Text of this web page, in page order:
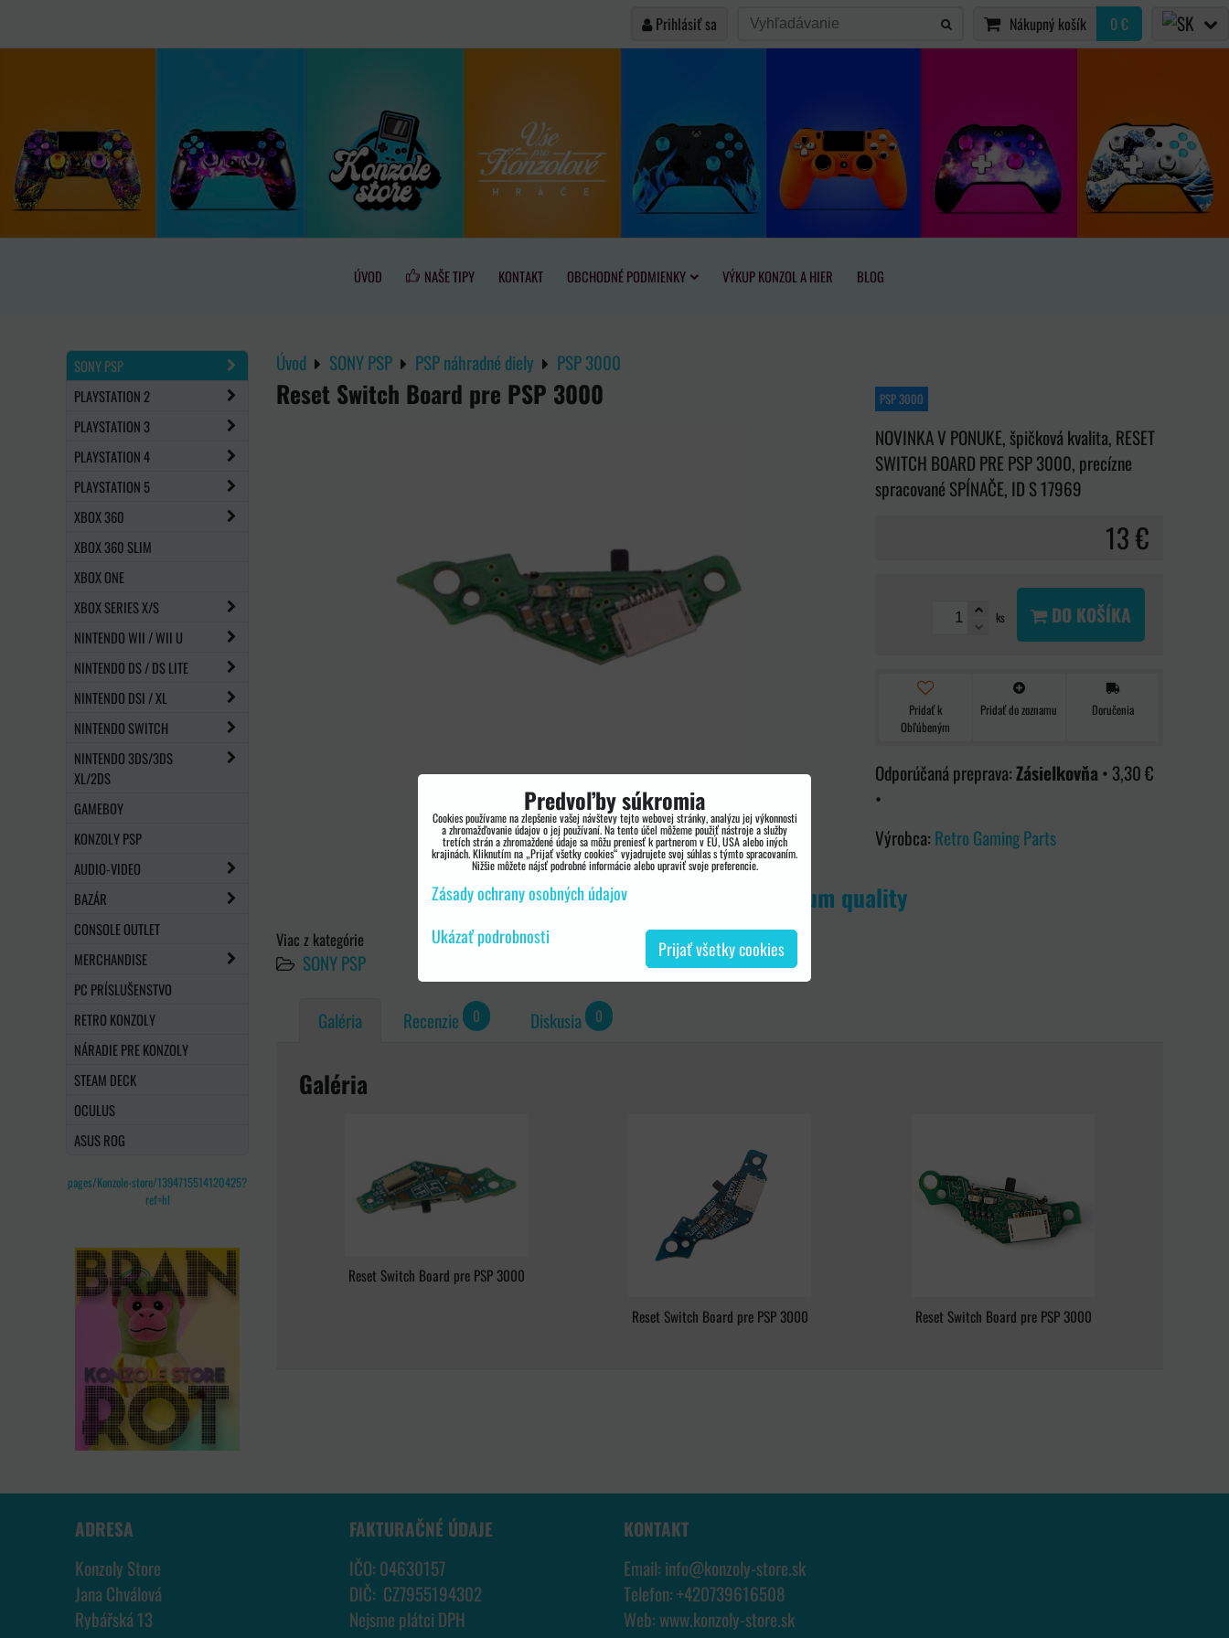
Prihlásiť sa Nákupný košík 0 €
ÚVOD NAŠE TIPY KONTAKT OBCHODNÉ PODMIENKY VÝKUP KONZOL A HIER BLOG
Úvod SONY PSP PSP náhradné diely PSP 3000
Reset Switch Board pre PSP 3000 PSP 3000
NOVINKA V PONUKE, špičková kvalita, RESET
SWITCH BOARD PRE PSP 3000, precízne
spracované SPÍNAČE, ID S 17969
13 €
ks DO KOŠÍKA
Pridať k
Obľúbeným
Pridať do zoznamu Doručenia
Zásielkovňa• 3,30 €
•
Výrobca: Retro Gaming Parts
Anglická distribúcia - premium quality
Viac z kategórie
SONY PSP
Galéria Recenzie 0 Diskusia 0
Galéria
Reset Switch Board pre PSP 3000
Reset Switch Board pre PSP 3000 Reset Switch Board pre PSP 3000
SONY PSP
PLAYSTATION 2
PLAYSTATION 3
PLAYSTATION 4
PLAYSTATION 5
XBOX 360
XBOX 360 SLIM
XBOX ONE
XBOX SERIES X/S
NINTENDO WII / WII U
NINTENDO DS / DS LITE
NINTENDO DSI / XL
NINTENDO SWITCH
NINTENDO 3DS/3DS
XL/2DS
GAMEBOY
KONZOLY PSP
AUDIO-VIDEO
BAZÁR
CONSOLE OUTLET
MERCHANDISE
PC PRÍSLUŠENSTVO
RETRO KONZOLY
NÁRADIE PRE KONZOLY
STEAM DECK
OCULUS
ASUS ROG
pages/Konzole-store/1394715514120425?
ref=hl
ADRESA
Konzoly Store
Jana Chválová
Rybářská 13
FAKTURAČNÉ ÚDAJE
IČO: 04630157
DIČ: CZ7955194302
Nejsme plátci DPH
KONTAKT
Email: info@konzoly-store.sk
Telefon:+420739616508
Web: www.konzoly-store.sk
Predvoľby súkromia
Cookies používame na zlepšenie vašej návštevy tejto webovej stránky, analýzu jej výkonnosti
a zhromažďovanie údajov o jej používaní. Na tento účel môžeme použiť nástroje a služby
tretích strán a zhromaždené údaje sa môžu preniesť k partnerom v EÚ, USA alebo iných
krajinách. Kliknutím na „Prijať všetky cookies“ vyjadrujete svoj súhlas s týmto spracovaním.
Nižšie môžete nájsť podrobné informácie alebo upraviť svoje preferencie.
Zásady ochrany osobných údajov
Ukázať podrobnosti
Prijať všetky cookies